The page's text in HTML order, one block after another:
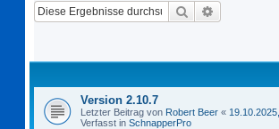
Suche
Version 2.10.7
Letzter Beitrag von Robert Beer «
Verfasst in SchnapperPro